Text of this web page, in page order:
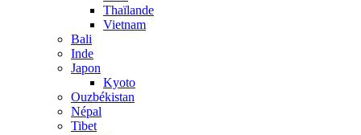
Thaïlande
Vietnam
Bali
Inde
Japon
Kyoto
Ouzbékistan
Népal
Tibet